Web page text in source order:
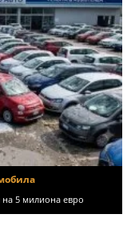
на 5 милиона евро